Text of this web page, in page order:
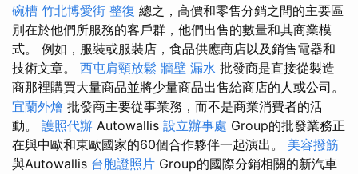
碗槽 竹北博愛街 整復 總之，高價和零售分銷之間的主要區
別在於他們所服務的客戶群，他們出售的數量和其商業模
式。 例如，服裝或服裝店，食品供應商店以及銷售電器和
技術文章。 西屯肩頸放鬆 牆壁 漏水 批發商是直接從製造
商那裡購買大量商品並將少量商品出售給商店的人或公司。
宜蘭外燴 批發商主要從事業務，而不是商業消費者的活
動。 護照代辦 Autowallis 設立辦事處 Group的批發業務正
在與中歐和東歐國家的60個合作夥伴一起演出。 美容撥筋
與Autowallis 台胞證照片 Group的國際分銷相關的新汽車